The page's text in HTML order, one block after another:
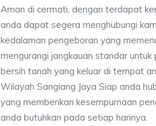
Aman di cermati, dengan terdapat
anda dapat segera menghubungi
kedalaman pengeboran yang
mengurangi jangkauan standar untuk
bersih tanah yang keluar di tempat
Wilayah Sangiang Jaya Siap anda
yang memberikan kesempurnaan
anda butuhkan pada setiap harinya.